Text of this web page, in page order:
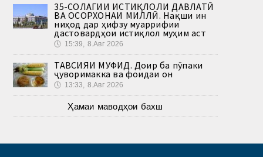
35-СОЛАГИИ ИСТИҚЛОЛИ ДАВЛАТӢ
ВА ОСОРХОНАИ МИЛЛӢ. Нақши ин
ниҳод дар ҳифзу муаррифии
дастовардҳои истиқлол муҳим аст
🕔 15:39, 8.Авг 2026
ТАВСИЯИ МУФИД. Доир ба пӯпаки
ҷуворимакка ва фоидаи он
🕔 13:33, 8.Авг 2026
Ҳамаи маводҳои бахш